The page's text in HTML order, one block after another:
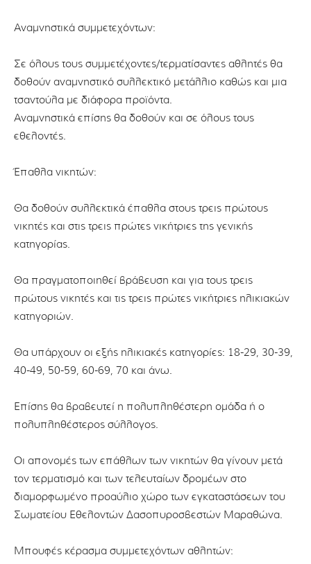
Αναμνηστικά συμμετεχόντων:
Σε όλους τους συμμετέχοντες/τερματίσαντες αθλητές θα
δοθούν αναμνηστικό συλλεκτικό μετάλλιο καθώς και μια
τσαντούλα με διάφορα προϊόντα.
Αναμνηστικά επίσης θα δοθούν και σε όλους τους
εθελοντές.
Έπαθλα νικητών:
Θα δοθούν συλλεκτικά έπαθλα στους τρεις πρώτους
νικητές και στις τρεις πρώτες νικήτριες της γενικής
κατηγορίας.
Θα πραγματοποιηθεί βράβευση και για τους τρεις
πρώτους νικητές και τις τρεις πρώτες νικήτριες ηλικιακών
κατηγοριών.
Θα υπάρχουν οι εξής ηλικιακές κατηγορίες: 18-29, 30-39,
40-49, 50-59, 60-69, 70 και άνω.
Επίσης θα βραβευτεί η πολυπληθέστερη ομάδα ή ο
πολυπληθέστερος σύλλογος.
Οι απονομές των επάθλων των νικητών θα γίνουν μετά
τον τερματισμό και των τελευταίων δρομέων στο
διαμορφωμένο προαύλιο χώρο των εγκαταστάσεων του
Σωματείου Εθελοντών Δασοπυροσβεστών Μαραθώνα.
Μπουφές κέρασμα συμμετεχόντων αθλητών: